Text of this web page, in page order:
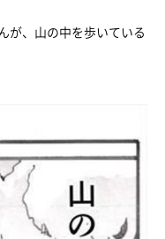
が、山の中を歩いている